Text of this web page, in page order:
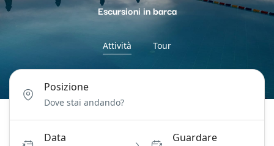
Escursioni in barca
Attività Tour
Posizione
Data Guardare